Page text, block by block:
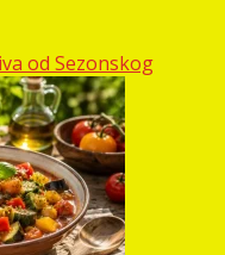
od Sezonskog